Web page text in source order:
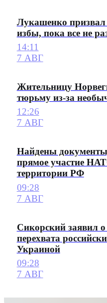
Лукашенко призвал
избы, пока все не
14:11
7 АВГ
Жительницу
тюрьму из-за
12:26
7 АВГ
Найдены
прямое участие
территории РФ
09:28
7 АВГ
Сикорский заявил о
перехвата
Украиной
09:28
7 АВГ